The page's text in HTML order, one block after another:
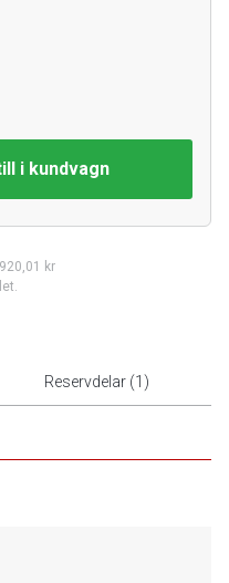
i kundvagn
kr
Reservdelar(1 )